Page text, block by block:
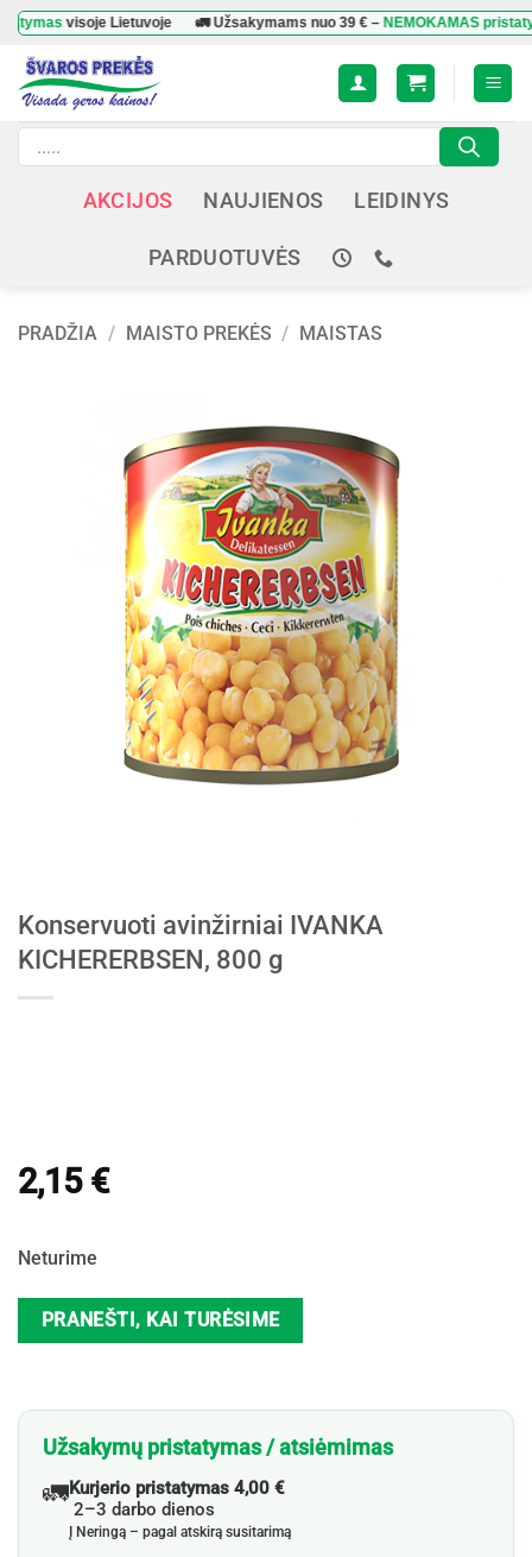
Skip
content
visoje Lietuvoje 🚛 Užsakymams nuo39 €–NEMOKAMAS pristatymas
Products
search
AKCIJOS NAUJIENOS LEIDINYS
PARDUOTUVĖS
PRADŽIA / MAISTO PREKĖS / MAISTAS
Konservuoti avinžirniai IVANKA
KICHERERBSEN, 800 g
2,15 €
Neturime
PRANEŠTI, KAI TURĖSIME
Užsakymų pristatymas / atsiėmimas
🚛Kurjerio pristatymas 4,00 €
2–3 darbo dienos
Į Neringą – pagal atskirą susitarimą